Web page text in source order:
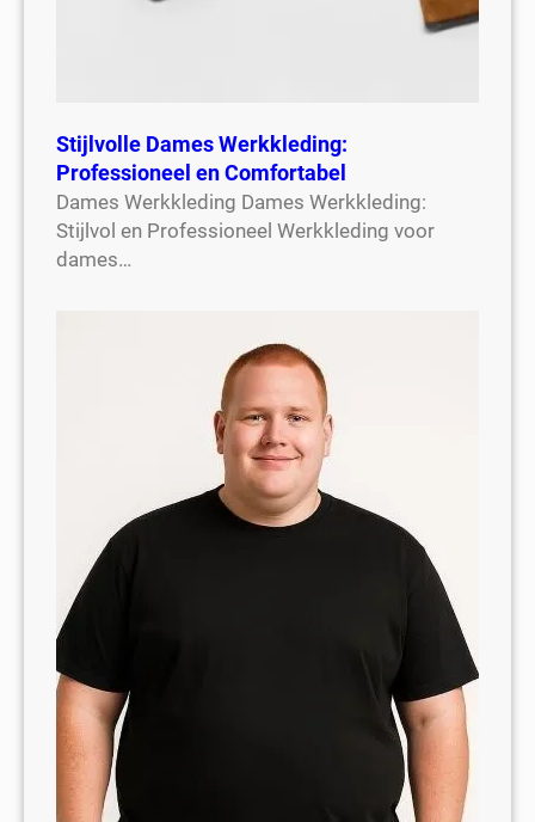
Stijlvolle Dames Werkkleding:
Professioneel en Comfortabel
Dames Werkkleding Dames Werkkleding:
Stijlvol en Professioneel Werkkleding voor
dames…